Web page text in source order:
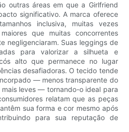
outras áreas em que a Girlfriend
significativo. A marca oferece
inclusiva, muitas vezes
que muitas concorrentes
negligenciaram. Suas leggings de
para valorizar a silhueta e
alto que permanece no lugar
desafiadoras. O tecido tende
— menos transparente do
leves — tornando-o ideal para
relatam que as peças
sua forma e cor mesmo após
para sua reputação de